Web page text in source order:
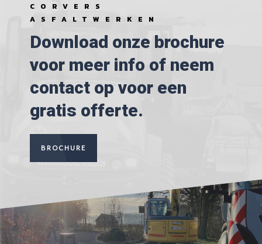
CORVERS
ASFALTWERKEN
Download onze brochure
voor meer info of neem
contact op voor een
gratis offerte.
BROCHURE